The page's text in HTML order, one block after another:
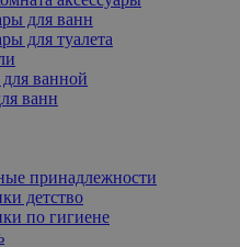
для ванн
для туалета
ванной
ванн
принадлежности
детство
по гигиене